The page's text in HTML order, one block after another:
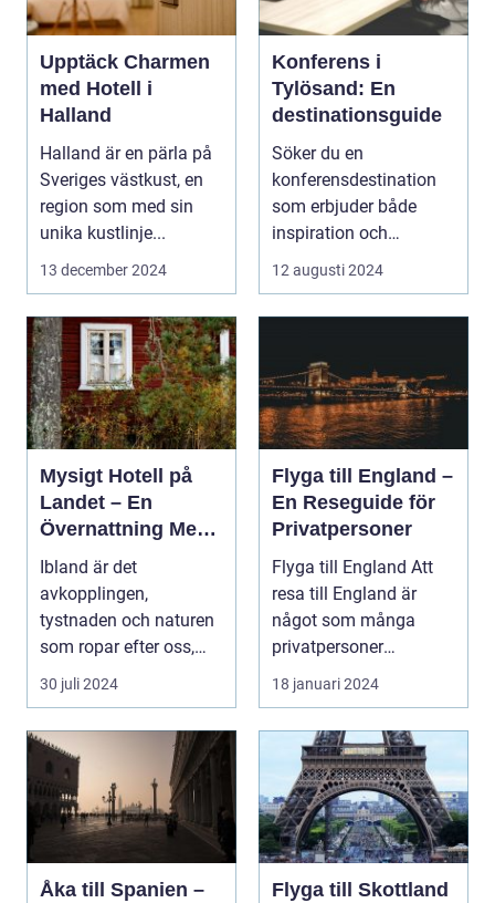
Upptäck Charmen
med Hotell i
Halland
Halland är en pärla på
Sveriges västkust, en
region som med sin
unika kustlinje...
13 december 2024
Konferens i
Tylösand: En
destinationsguide
Söker du en
konferensdestination
som erbjuder både
inspiration och
avkoppling? Tylös...
12 augusti 2024
Mysigt Hotell på
Landet – En
Övernattning Med
Charm
Ibland är det
avkopplingen,
tystnaden och naturen
som ropar efter oss,
och svaret är ofta ...
30 juli 2024
Flyga till England –
En Reseguide för
Privatpersoner
Flyga till England Att
resa till England är
något som många
privatpersoner
drömmer om. Landet
har e...
18 januari 2024
Åka till Spanien –
Flyga till Skottland